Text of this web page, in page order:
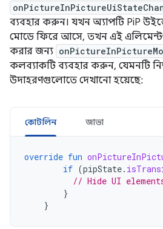
ব্যবহার করুন। যখন অ্যাপটি PiP
মোডে ফিরে আসে, তখন এই
করার জন্য
কলব্যাকটি ব্যবহার করুন, যেমনটি
উদাহরণগুলোতে দেখানো হয়েছে:
কোটলিন জাভা
override fun
if (pipState.
// Hide UI
}
}